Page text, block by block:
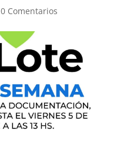
0 Comentarios